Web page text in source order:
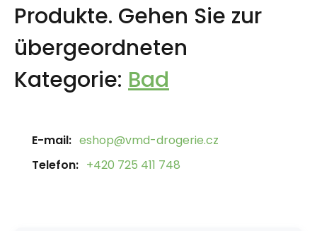
Produkte. Gehen Sie zur
übergeordneten
Kategorie: Bad
E-mail: eshop@vmd-drogerie.cz
Telefon: +420 725 411 748